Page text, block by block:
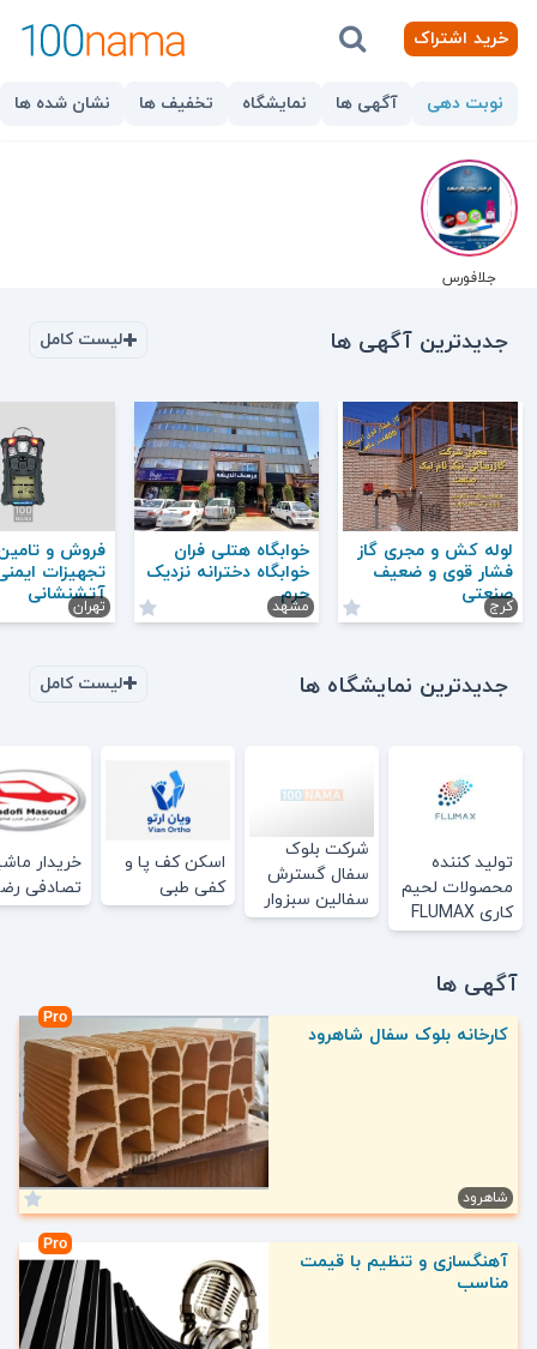
خرید اشتراک
نوبت دهی آگهی ها نمایشگاه تخفیف ها نشان شده ها
جلافورس
جدیدترین آگهی ها لیست کامل
لوله کش و مجری گاز
فشار قوی و ضعیف
صنعتی
کرج
خوابگاه هتلی فران
خوابگاه دخترانه نزدیک
حرم
مشهد
فروش و
تجهیزات
آتشنشانی
تهران
جدیدترین نمایشگاه ها لیست کامل
تولید کننده
محصولات لحیم
کاری FLUMAX
شرکت بلوک
سفال گسترش
سفالین سبزوار
اسکن کف پا و
کفی طبی
خریدار
تصادفی
آگهی ها
Pro
کارخانه بلوک سفال شاهرود
شاهرود
Pro
آهنگسازی و تنظیم با قیمت
مناسب